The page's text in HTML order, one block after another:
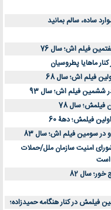
ساده، سالم بمانید
فیلم اش؛ سال 76
فیلم اش؛ سال 68
امنیت سازمان ملل/حملات
است